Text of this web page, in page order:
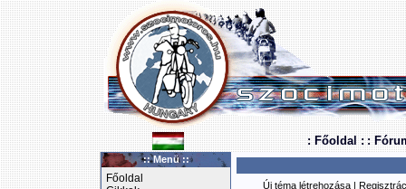
: Főoldal : :
:: Menü ::
Főoldal
Új téma létrehozása |